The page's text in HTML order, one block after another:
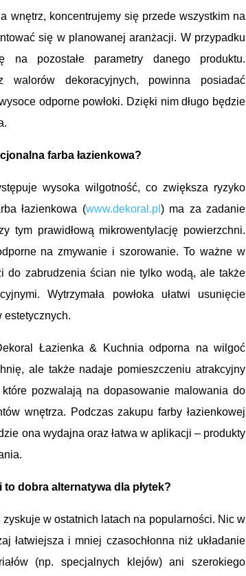
wnętrz, koncentrujemy się przede wszystkim na
się w planowanej aranżacji. W przypadku
na pozostałe parametry danego produktu.
walorów dekoracyjnych, powinna posiadać
odporne powłoki. Dzięki nim długo będzie
farba łazienkowa?
wysoka wilgotność, co zwiększa ryzyko
łazienkowa (www.dekoral.pl ) ma za zadanie
tym prawidłową mikrowentylację powierzchni.
na zmywanie i szorowanie. To ważne w
do zabrudzenia ścian nie tylko wodą, ale także
Wytrzymała powłoka ułatwi usunięcie
estetycznych.
Łazienka & Kuchnia odporna na wilgoć
ale także nadaje pomieszczeniu atrakcyjny
pozwalają na dopasowanie malowania do
wnętrza. Podczas zakupu farby łazienkowej
ona wydajna oraz łatwa w aplikacji – produkty
to dobra alternatywa dla płytek?
w ostatnich latach na popularności. Nic w
łatwiejsza i mniej czasochłonna niż układanie
(np. specjalnych klejów) ani szerokiego